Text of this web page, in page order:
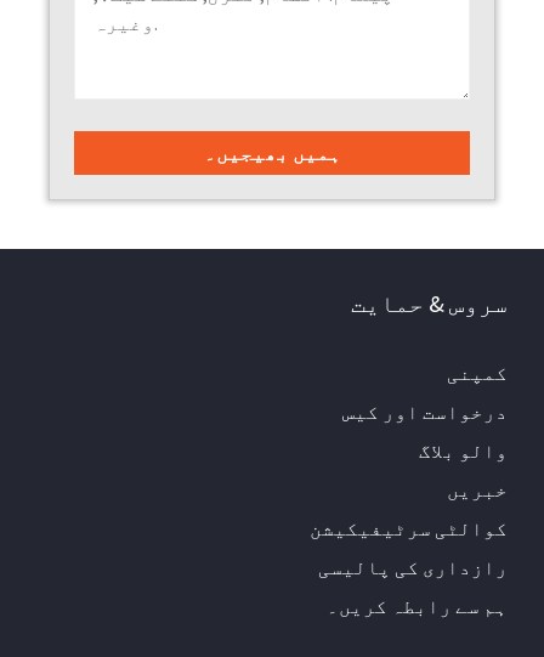
سروس & حمایت
کمپنی
درخواست اور کیس
والو بلاگ
خبریں
کوالٹی سرٹیفیکیشن
رازداری کی پالیسی
ہم سے رابطہ کریں۔